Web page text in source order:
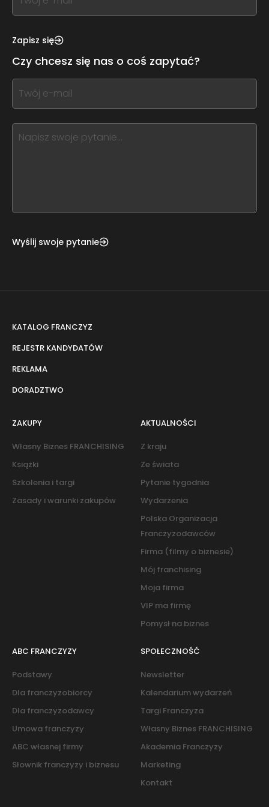
you
this,
this
form
field
blank
Zapisz się
Czy chcesz się nas o coś zapytać?
If
you
leave
Wyślij swoje pytanie
KATALOG FRANCZYZ
REJESTR KANDYDATÓW
REKLAMA
DORADZTWO
ZAKUPY
Własny Biznes FRANCHISING
Książki
Szkolenia i targi
Zasady i warunki zakupów
AKTUALNOŚCI
Z kraju
Ze świata
Pytanie tygodnia
Wydarzenia
Polska Organizacja
Franczyzodawców
Firma (filmy o biznesie)
Mój franchising
Moja firma
VIP ma firmę
Pomysł na biznes
ABC FRANCZYZY
Podstawy
Dla franczyzobiorcy
Dla franczyzodawcy
Umowa franczyzy
ABC własnej firmy
Słownik franczyzy i biznesu
SPOŁECZNOŚĆ
Newsletter
Kalendarium wydarzeń
Targi Franczyza
Własny Biznes FRANCHISING
Akademia Franczyzy
Marketing
Kontakt